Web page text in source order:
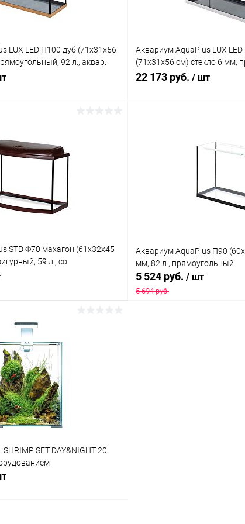
LUX LED П100 дуб (71х31х56
92 л., аквар.
Сравнение
Под заказ
Аквариум AquaPlus LUX
(71х31х56 см) стекло 6 мм,
л., аквар. коврик
22 173 руб. / шт
STD Ф70 махагон (61х32х45
59 л., со
В корзину
Сравнение
В наличии
Аквариум AquaPlus П90
мм, 82 л., прямоугольный
5 524 руб. / шт
5 694 руб.
SET DAY&NIGHT 20